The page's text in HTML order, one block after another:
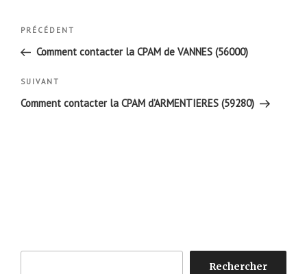
Navigation
l’article
Article
précédent
PRÉCÉDENT
Comment contacter la CPAM de VANNES (56000)
Article
suivant
SUIVANT
Comment contacter la CPAM d’ARMENTIERES (59280)
Rechercher